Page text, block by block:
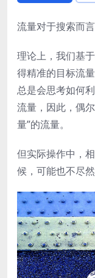
流量对于搜索而
理论上，我们基
得精准的目标流
总是会思考如何
流量，因此，偶
量”的流量。
但实际操作中，
候，可能也不尽然